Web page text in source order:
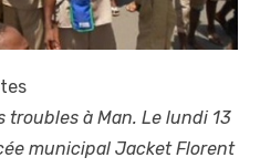
troubles à Man. Le lundi 13
municipal Jacket Florent